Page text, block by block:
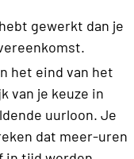
gewerkt dan je
het eind van het
van je keuze in
uurloon. Je
dat meer-uren